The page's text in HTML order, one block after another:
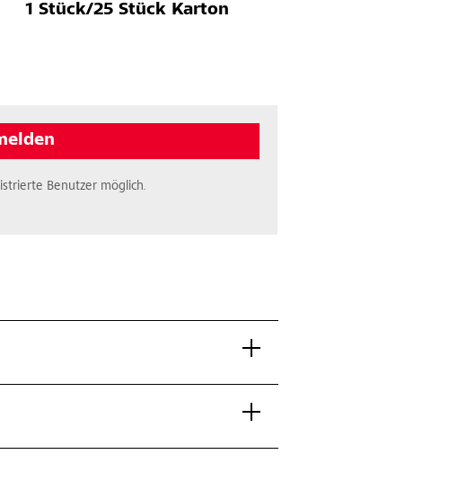
1 Stück/25 Stück Karton
Benutzer möglich.